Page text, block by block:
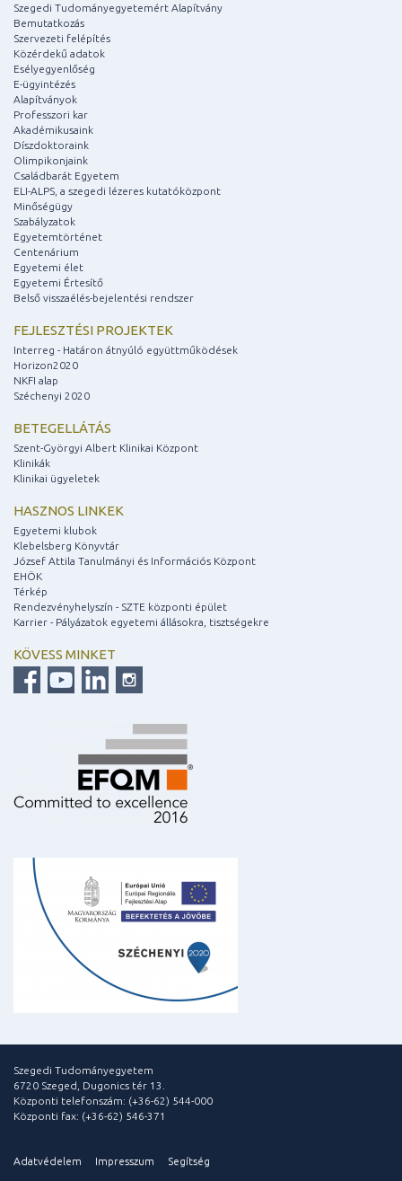
Szegedi Tudományegyetemért Alapítvány
Bemutatkozás
Szervezeti felépítés
Közérdekű adatok
Esélyegyenlőség
E-ügyintézés
Alapítványok
Professzori kar
Akadémikusaink
Díszdoktoraink
Olimpikonjaink
Családbarát Egyetem
ELI-ALPS, a szegedi lézeres kutatóközpont
Minőségügy
Szabályzatok
Egyetemtörténet
Centenárium
Egyetemi élet
Egyetemi Értesítő
Belső visszaélés-bejelentési rendszer
FEJLESZTÉSI PROJEKTEK
Interreg - Határon átnyúló együttműködések
Horizon2020
NKFI alap
Széchenyi 2020
BETEGELLÁTÁS
Szent-Györgyi Albert Klinikai Központ
Klinikák
Klinikai ügyeletek
HASZNOS LINKEK
Egyetemi klubok
Klebelsberg Könyvtár
József Attila Tanulmányi és Információs Központ
EHÖK
Térkép
Rendezvényhelyszín - SZTE központi épület
Karrier - Pályázatok egyetemi állásokra, tisztségekre
KÖVESS MINKET
Szegedi Tudományegyetem
6720 Szeged, Dugonics tér 13.
Központi telefonszám: (+36-62) 544-000
Központi fax: (+36-62) 546-371
Adatvédelem Impresszum Segítség